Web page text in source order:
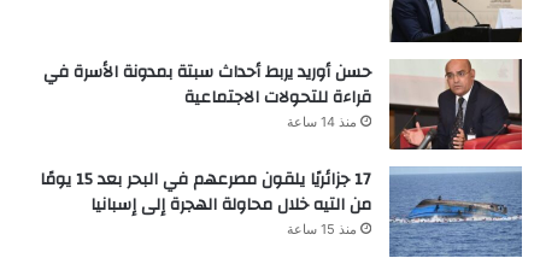
حسن أوريد يربط أحداث سبتة بمدونة الأسرة في
قراءة للتحولات الاجتماعية
منذ 14 ساعة
17 جزائريًا يلقون مصرعهم في البحر بعد 15 يومًا
من التيه خلال محاولة الهجرة إلى إسبانيا
منذ 15 ساعة